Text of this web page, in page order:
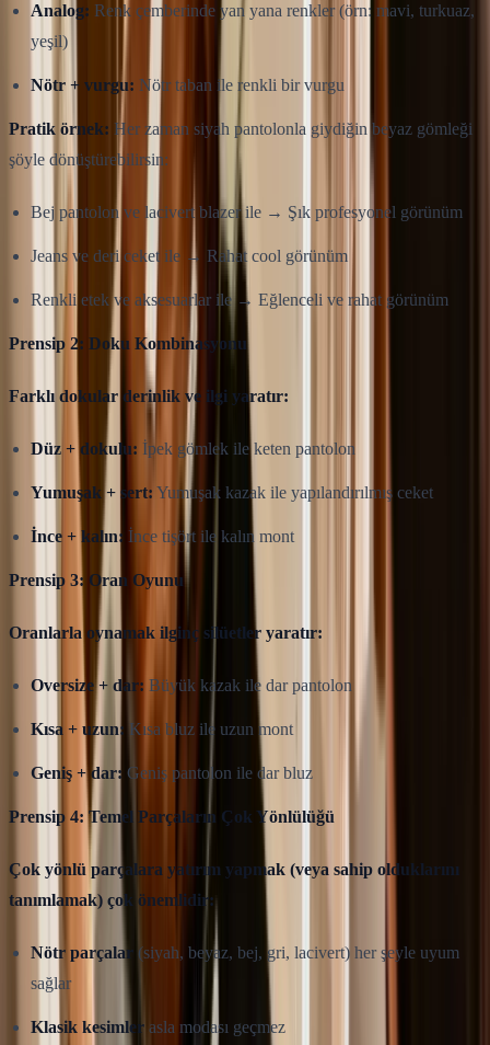
Analog: Renk çemberinde yan yana renkler (örn: mavi, turkuaz,
yeşil)
Nötr + vurgu: Nötr taban ile renkli bir vurgu
Pratik örnek: Her zaman siyah pantolonla giydiğin beyaz gömleği
şöyle dönüştürebilirsin:
Bej pantolon ve lacivert blazer ile → Şık profesyonel görünüm
Jeans ve deri ceket ile → Rahat cool görünüm
Renkli etek ve aksesuarlar ile → Eğlenceli ve rahat görünüm
Prensip 2: Doku Kombinasyonu
Farklı dokular derinlik ve ilgi yaratır:
Düz + dokulu: İpek gömlek ile keten pantolon
Yumuşak + sert: Yumuşak kazak ile yapılandırılmış ceket
İnce + kalın: İnce tişört ile kalın mont
Prensip 3: Oran Oyunu
Oranlarla oynamak ilginç silüetler yaratır:
Oversize + dar: Büyük kazak ile dar pantolon
Kısa + uzun: Kısa bluz ile uzun mont
Geniş + dar: Geniş pantolon ile dar bluz
Prensip 4: Temel Parçaların Çok Yönlülüğü
Çok yönlü parçalara yatırım yapmak (veya sahip olduklarını
tanımlamak) çok önemlidir:
Nötr parçalar (siyah, beyaz, bej, gri, lacivert) her şeyle uyum
sağlar
Klasik kesimler asla modası geçmez